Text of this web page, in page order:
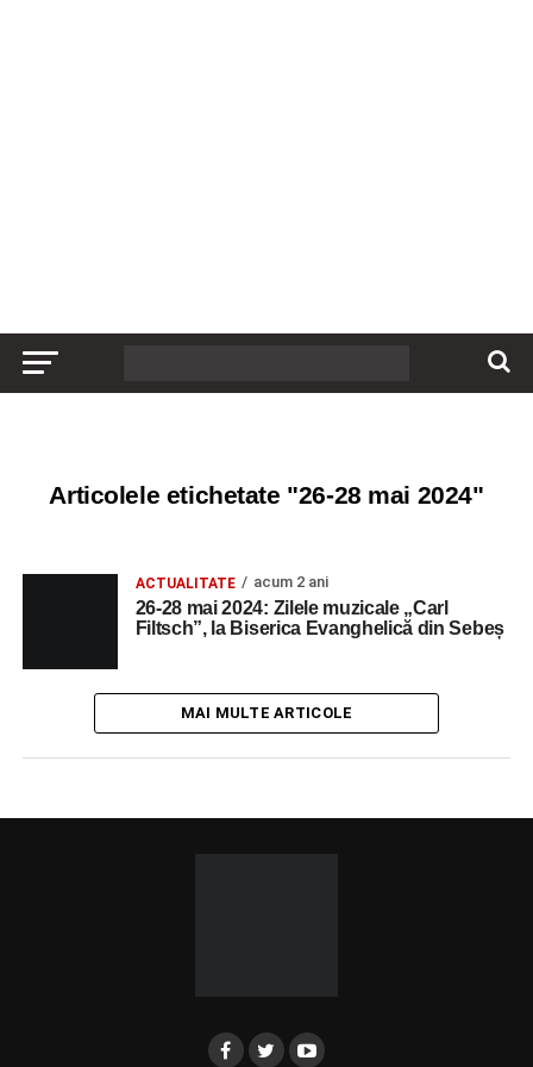
Articolele etichetate "26-28 mai 2024"
ACTUALITATE acum 2 ani
26-28 mai 2024: Zilele muzicale „Carl
Filtsch”, la Biserica Evanghelică din Sebeș
MAI MULTE ARTICOLE